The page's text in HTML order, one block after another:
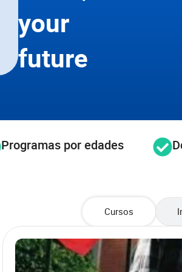
your
future
Programas por edades
Cursos